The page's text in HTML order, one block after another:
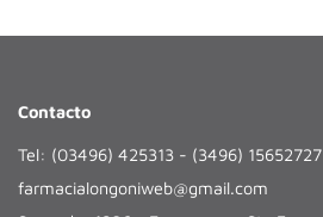
Contacto
Tel: (03496) 425313 - (3496) 15652727
farmacialongoniweb@gmail.com